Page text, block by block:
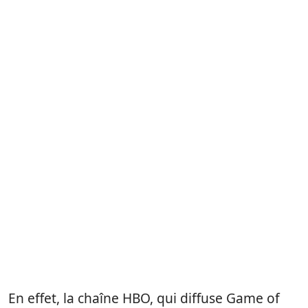
En effet, la chaîne HBO, qui diffuse Game of